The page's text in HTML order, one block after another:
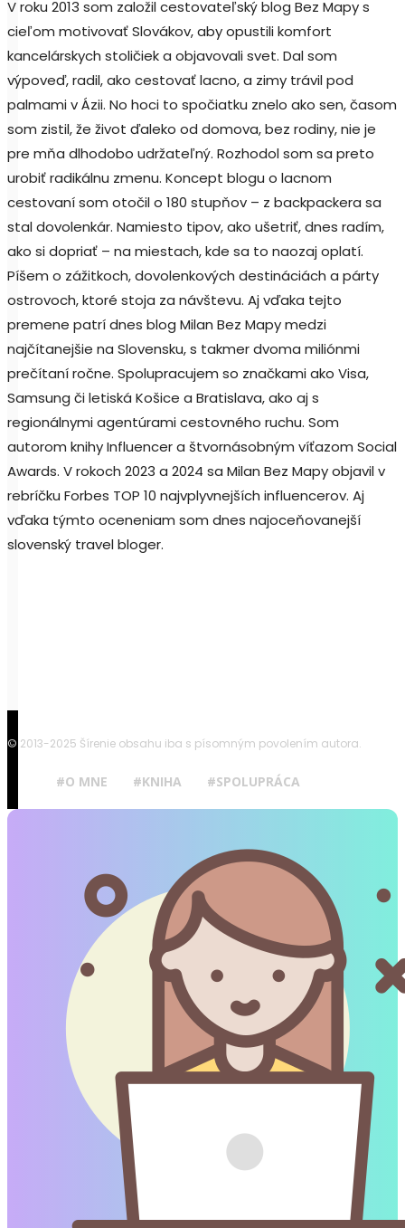
V roku 2013 som založil cestovateľský blog Bez Mapy s
cieľom motivovať Slovákov, aby opustili komfort
kancelárskych stoličiek a objavovali svet. Dal som
výpoveď, radil, ako cestovať lacno, a zimy trávil pod
palmami v Ázii. No hoci to spočiatku znelo ako sen, časom
som zistil, že život ďaleko od domova, bez rodiny, nie je
pre mňa dlhodobo udržateľný. Rozhodol som sa preto
urobiť radikálnu zmenu. Koncept blogu o lacnom
cestovaní som otočil o 180 stupňov – z backpackera sa
stal dovolenkár. Namiesto tipov, ako ušetriť, dnes radím,
ako si dopriať – na miestach, kde sa to naozaj oplatí.
Píšem o zážitkoch, dovolenkových destináciách a párty
ostrovoch, ktoré stoja za návštevu. Aj vďaka tejto
premene patrí dnes blog Milan Bez Mapy medzi
najčítanejšie na Slovensku, s takmer dvoma miliónmi
prečítaní ročne. Spolupracujem so značkami ako Visa,
Samsung či letiská Košice a Bratislava, ako aj s
regionálnymi agentúrami cestovného ruchu. Som
autorom knihy Influencer a štvornásobným víťazom Social
Awards. V rokoch 2023 a 2024 sa Milan Bez Mapy objavil v
rebríčku Forbes TOP 10 najvplyvnejších influencerov. Aj
vďaka týmto oceneniam som dnes najoceňovanejší
slovenský travel bloger.
© 2013-2025 Šírenie obsahu iba s písomným povolením autora.
#O MNE #KNIHA #SPOLUPRÁCA